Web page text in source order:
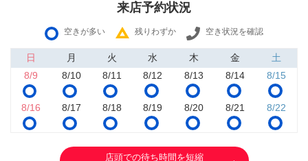
来店予約状況
空きが多い 残りわずか 空き状況を確認
日 月 火 水 木 金
土
8/9
8/10 8/11 8/12 8/13 8/14 8/15
8/16 8/17 8/18 8/19 8/20 8/21 8/22
店頭での待ち時間を短縮